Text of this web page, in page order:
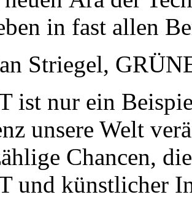
in fast allen
Striegel,
ist nur ein
unsere Welt
Chancen,
und künstlicher